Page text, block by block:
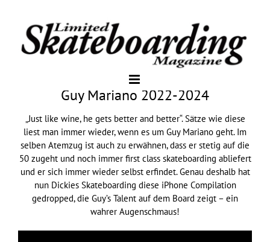
Guy Mariano 2022-2024
„Just like wine, he gets better and better“. Sätze wie diese
liest man immer wieder, wenn es um Guy Mariano geht. Im
selben Atemzug ist auch zu erwähnen, dass er stetig auf die
50 zugeht und noch immer first class skateboarding abliefert
und er sich immer wieder selbst erfindet. Genau deshalb hat
nun Dickies Skateboarding diese iPhone Compilation
gedropped, die Guy’s Talent auf dem Board zeigt – ein
wahrer Augenschmaus!